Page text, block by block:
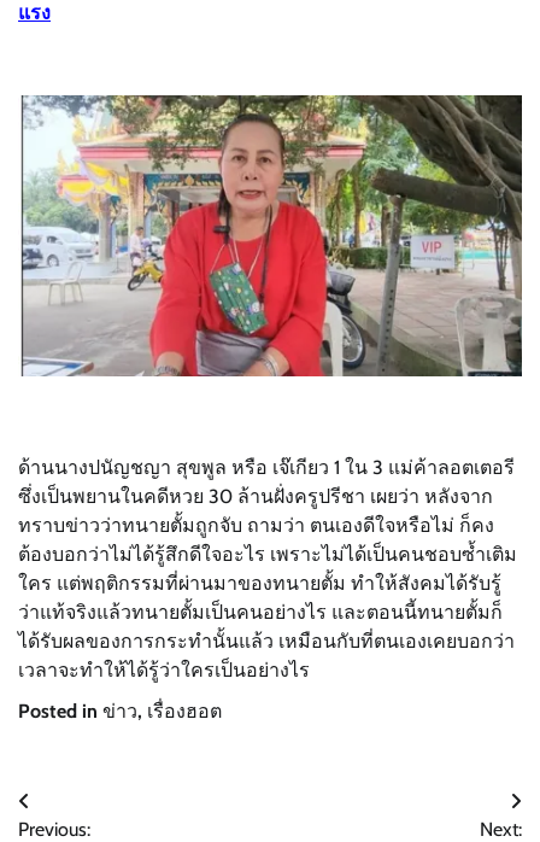
แรง
ด้านนางปนัญชญา สุขพูล หรือ เจ๊เกียว 1 ใน 3 แม่ค้าลอตเตอรี
ซึ่งเป็นพยานในคดีหวย 30 ล้านฝั่งครูปรีชา เผยว่า หลังจาก
ทราบข่าวว่าทนายตั้มถูกจับ ถามว่า ตนเองดีใจหรือไม่ ก็คง
ต้องบอกว่าไม่ได้รู้สึกดีใจอะไร เพราะไม่ได้เป็นคนชอบซ้ำเติม
ใคร แต่พฤติกรรมที่ผ่านมาของทนายตั้ม ทำให้สังคมได้รับรู้
ว่าแท้จริงแล้วทนายตั้มเป็นคนอย่างไร และตอนนี้ทนายตั้มก็
ได้รับผลของการกระทำนั้นแล้ว เหมือนกับที่ตนเองเคยบอกว่า
เวลาจะทำให้ได้รู้ว่าใครเป็นอย่างไร
Posted in ข่าว, เรื่องฮอต
Post
Previous: Next: